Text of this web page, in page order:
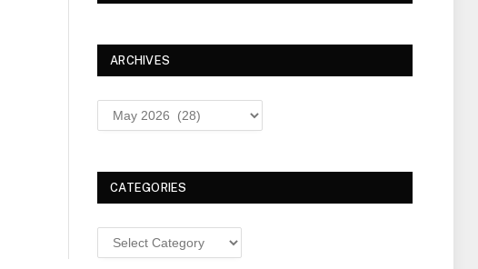
ARCHIVES
Archives
CATEGORIES
Categories